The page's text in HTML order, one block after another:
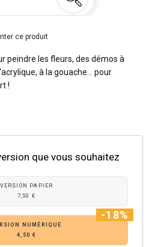
ce produit
peindre les fleurs, des démos à
à la gouache… pour
!
que vous souhaitez
VERSION PAPIER
7,50 €
NUMÉRIQUE
4,50 €
-18%